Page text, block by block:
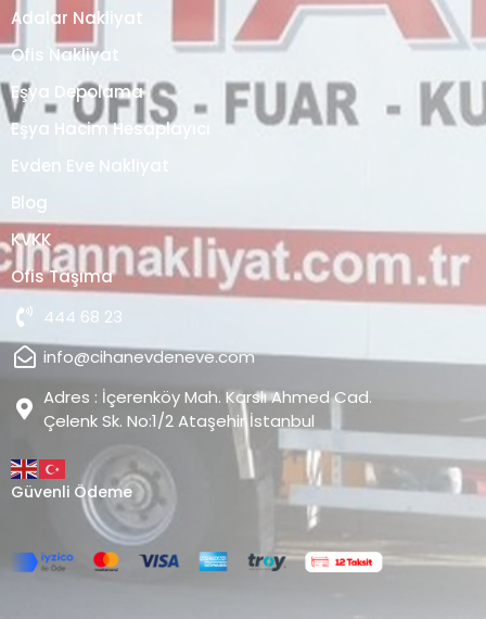
Adalar Nakliyat
Ofis Nakliyat
Eşya Depolama
Eşya Hacim Hesaplayıcı
Evden Eve Nakliyat
Blog
KVKK
Ofis Taşıma
444 68 23
info@cihanevdeneve.com
Adres : İçerenköy Mah. Karslı Ahmed Cad.
Çelenk Sk. No:1/2 Ataşehir İstanbul
Güvenli Ödeme